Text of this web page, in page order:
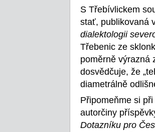
S Třebívlickem
stať, publikovaná
dialektologii
Třebenic ze
poměrně výrazná
dosvědčuje, že
diametrálně
Připomeňme si
autorčiny
Dotazníku pro